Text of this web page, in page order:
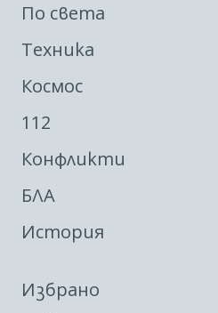
По света
Техника
Космос
112
Конфликти
БЛА
История
Избрано